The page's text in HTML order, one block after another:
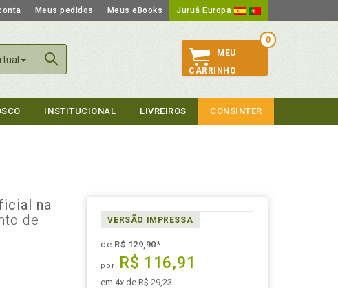
Meus pedidos Meus eBooks Juruá Europa
0
MEU
CARRINHO
INSTITUCIONAL LIVREIROS CONSINTER
na
de
VERSÃO IMPRESSA
deR$ 129,90*
por R$ 116,91
em 4x de R$ 29,23